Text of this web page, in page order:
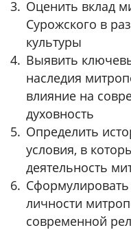
Оценить вклад
Сурожского в
культуры
Выявить
наследия
влияние на
духовность
Определить
условия, в
деятельность
личности
современной